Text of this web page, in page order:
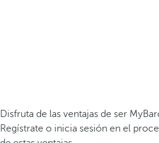
Disfruta de las ventajas de ser
Regístrate o inicia sesión en el